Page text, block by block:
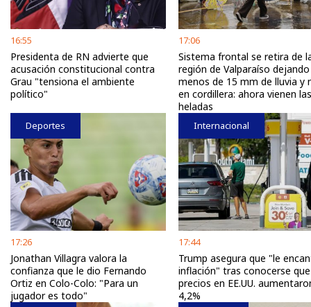
16:55
Presidenta de RN advierte que
acusación constitucional contra
Grau "tensiona el ambiente
político"
17:06
Sistema frontal se retira de
región de Valparaíso dejando
menos de 15 mm de lluvia y
en cordillera: ahora vienen las
heladas
Deportes
17:26
Jonathan Villagra valora la
confianza que le dio Fernando
Ortiz en Colo-Colo: "Para un
jugador es todo"
Internacional
17:44
Trump asegura que "le
inflación" tras conocerse
precios en EE.UU.
4,2%